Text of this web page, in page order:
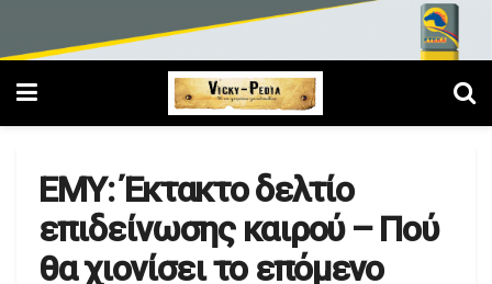
ΕΜΥ: Έκτακτο δελτίο
επιδείνωσης καιρού – Πού
θα χιονίσει το επόμενο